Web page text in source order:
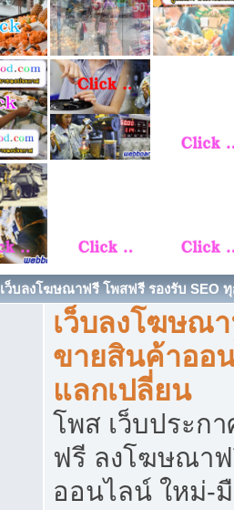
เว็บลงโฆษณาฟรี โพสฟรี รองรับ SEO
เว็บลงโฆษณ
ขายสินค้าออ
แลกเปลี่ยน
โพส เว็บประก
ฟรี ลงโฆษณา
ออนไลน์ ใหม่-